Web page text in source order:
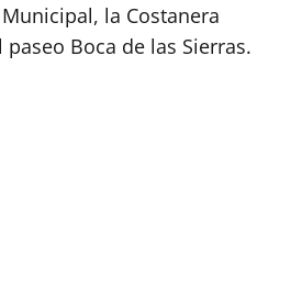
la Costanera
paseo Boca de las Sierras.